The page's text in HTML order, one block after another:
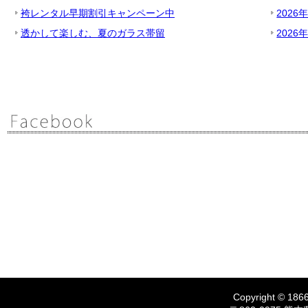
袴レンタル早期割引キャンペーン中
透かして楽しむ、夏のガラス帯留
2026
2026
Copyright ©